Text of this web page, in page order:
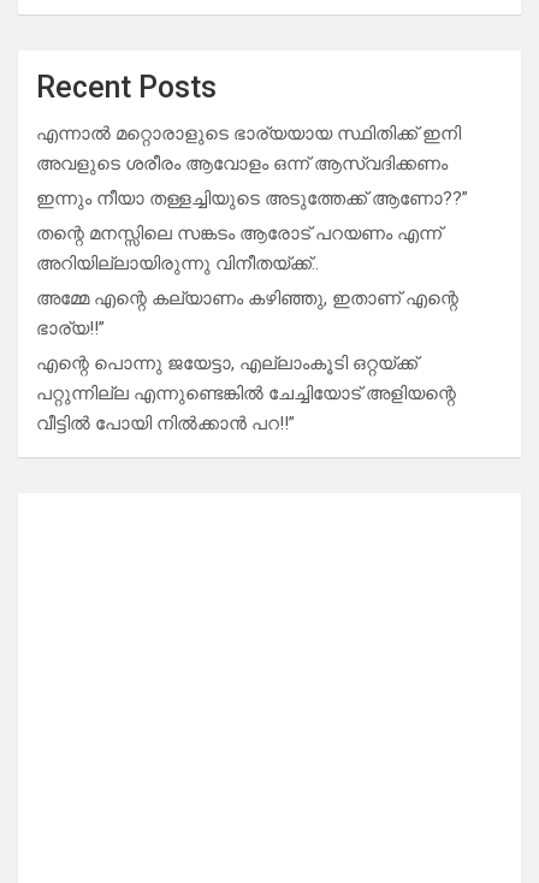
Recent Posts
എന്നാൽ മറ്റൊരാളുടെ ഭാര്യയായ സ്ഥിതിക്ക് ഇനി
അവളുടെ ശരീരം ആവോളം ഒന്ന് ആസ്വദിക്കണം
ഇന്നും നീയാ തള്ളച്ചിയുടെ അടുത്തേക്ക് ആണോ??”
തന്റെ മനസ്സിലെ സങ്കടം ആരോട് പറയണം എന്ന്
അറിയില്ലായിരുന്നു വിനീതയ്ക്ക്..
അമ്മേ എന്റെ കല്യാണം കഴിഞ്ഞു, ഇതാണ് എന്റെ
ഭാര്യ!!”
എന്റെ പൊന്നു ജയേട്ടാ, എല്ലാംകൂടി ഒറ്റയ്ക്ക്
പറ്റുന്നില്ല എന്നുണ്ടെങ്കിൽ ചേച്ചിയോട് അളിയന്റെ
വീട്ടിൽ പോയി നിൽക്കാൻ പറ!!”